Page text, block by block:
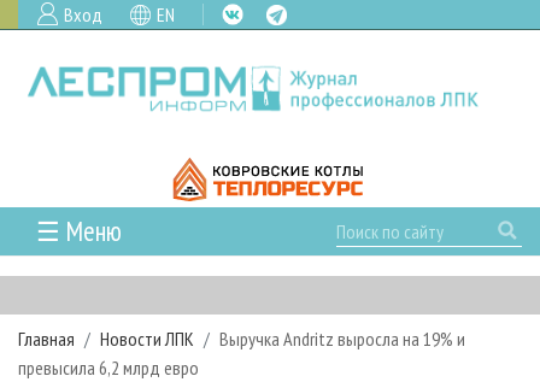
Вход EN
☰ Меню
ГЛАВНАЯ
РУБРИКИ И ТЕМЫ
РУБРИКИ ЖУРНАЛА
НОВОСТИ
Главная Новости ЛПК
Выручка Andritz выросла на 19% и
превысила 6,2 млрд евро